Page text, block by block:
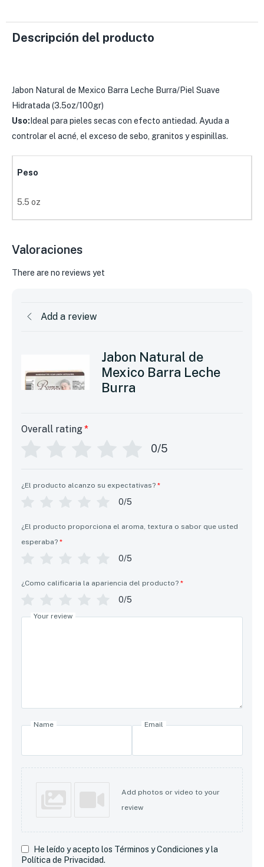
Descripción del producto
Jabon Natural de Mexico Barra Leche Burra/Piel Suave
Hidratada (3.5oz/100gr)
Uso: Ideal para pieles secas con efecto antiedad. Ayuda a
controlar el acné, el exceso de sebo, granitos y espinillas.
Peso
5.5 oz
Valoraciones
There are no reviews yet
Add a review
Jabon Natural de
Mexico Barra Leche
Burra
Overall rating*
0/5
¿El producto alcanzo su expectativas? *
0/5
¿El producto proporciona el aroma, textura o sabor que usted
esperaba? *
0/5
¿Como calificaria la apariencia del producto? *
0/5
Your review
Name Email
Add photos or video to your
review
He leído y acepto los Términos y Condiciones y la
Política de Privacidad.